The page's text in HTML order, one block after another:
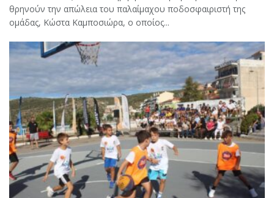
θρηνούν την απώλεια του παλαίμαχου ποδοσφαιριστή της
ομάδας, Κώστα Καμποσιώρα, ο οποίος...